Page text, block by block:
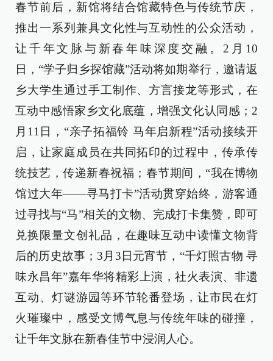
春节前后，新馆将结合馆藏特色与传统节庆，
推出一系列兼具文化性与互动性的公众活动，
让千年文脉与新春年味深度交融。2月10
日，“学子归乡探馆藏”活动将如期举行，邀请返
乡大学生通过手工制作、方言接龙等形式，在
互动中感悟家乡文化底蕴，增强文化认同感；2
月11日，“亲子拓福铃 马年启新程”活动接续开
启，让家庭成员在共同拓印的过程中，传承传
统技艺，传递新春祝福；春节期间，“我在博物
馆过大年——寻马打卡”活动贯穿始终，游客通
过寻找与“马”相关的文物、完成打卡集赞，即可
兑换限量文创礼品，在趣味互动中读懂文物背
后的历史故事；3月3日元宵节，“千灯照古物 寻
味永昌年”嘉年华将精彩上演，社火表演、非遗
互动、灯谜游园等环节轮番登场，让市民在灯
火璀璨中，感受文博气息与传统年味的碰撞，
让千年文脉在新春佳节中浸润人心。